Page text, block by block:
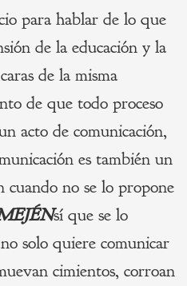
para hablar de lo que
de la educación y la
de la misma
de que todo proceso
acto de comunicación,
es también un
cuando no se lo propone
sí que se lo
solo quiere comunicar
cimientos, corroan